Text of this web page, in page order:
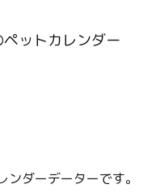
ダーデーターです。